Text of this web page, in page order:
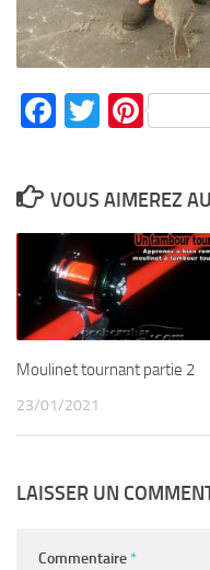
Facebook
Twitter
VOUS AIMEREZ
Moulinet tournant partie 2
23/01/2021
LAISSER UN
Commentaire *